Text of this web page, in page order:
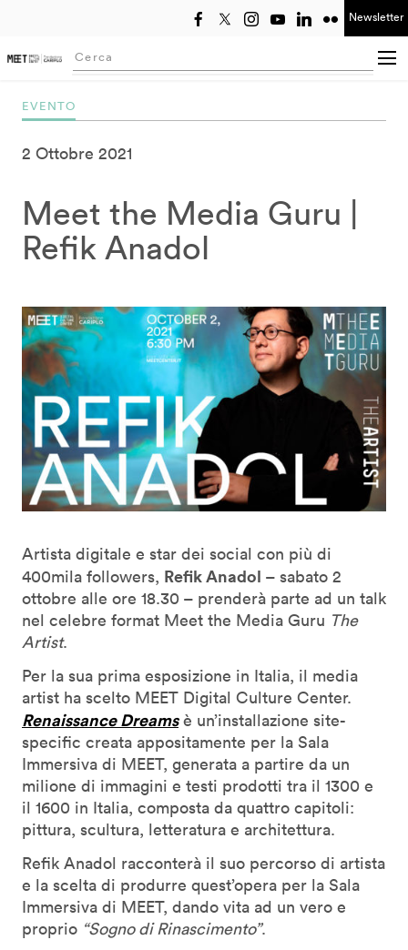
Newsletter
Searching...
EVENTO
2 Ottobre 2021
Meet the Media Guru |
Refik Anadol
Artista digitale e star dei social con più di
400mila followers, Refik Anadol – sabato 2
ottobre alle ore 18.30 – prenderà parte ad un talk
nel celebre format Meet the Media Guru The
Artist.
Per la sua prima esposizione in Italia, il media
artist ha scelto MEET Digital Culture Center.
Renaissance Dreamsè un’installazione site-
specific creata appositamente per la Sala
Immersiva di MEET, generata a partire da un
milione di immagini e testi prodotti tra il 1300 e
il 1600 in Italia, composta da quattro capitoli:
pittura, scultura, letteratura e architettura.
Refik Anadol racconterà il suo percorso di artista
e la scelta di produrre quest’opera per la Sala
Immersiva di MEET, dando vita ad un vero e
proprio “Sogno di Rinascimento”.